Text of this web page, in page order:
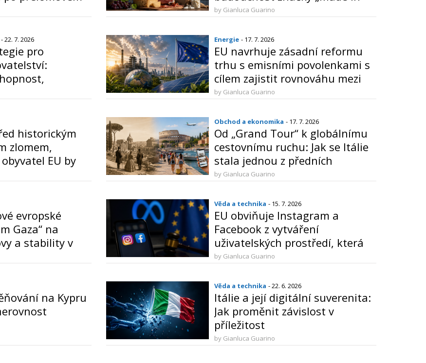
antimonopolní
Italy“
by Gianluca Guarino
- 22. 7. 2026
pro
Energie - 17. 7. 2026
EU navrhuje zásadní reformu
trhu s emisními povolenkami s
cílem zajistit rovnováhu mezi
klimatickými cíli a
průmyslu
by Gianluca Guarino
historickým
zlomem,
EU by
klesnout o 50
Obchod a ekonomika - 17. 7. 2026
Od „Grand Tour“ k globálnímu
cestovnímu ruchu: Jak se Itálie
stala jednou z předních
světových turistických destinací
by Gianluca Guarino
evropské
Gaza“ na
a stability v
Věda a technika - 15. 7. 2026
EU obviňuje Instagram a
Facebook z vytváření
uživatelských prostředí, která
vyvolávají závislost
by Gianluca Guarino
na Kypru
Věda a technika - 22. 6. 2026
Itálie a její digitální suverenita:
Jak proměnit závislost v
příležitost
by Gianluca Guarino